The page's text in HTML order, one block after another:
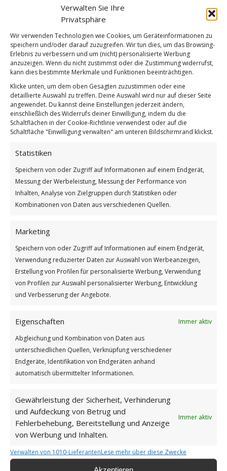
Verwalten Sie Ihre
Privatsphäre
Wir verwenden Technologien wie Cookies, um Geräteinformationen zu
speichern und/oder darauf zuzugreifen. Wir tun dies, um das Browsing-
Erlebnis zu verbessern und um (nicht) personalisierte Werbung
anzuzeigen. Wenn du nicht zustimmst oder die Zustimmung widerrufst,
kann dies bestimmte Merkmale und Funktionen beeinträchtigen.
Klicke unten, um dem oben Gesagten zuzustimmen oder eine
detaillierte Auswahl zu treffen. Deine Auswahl wird nur auf dieser Seite
angewendet. Du kannst deine Einstellungen jederzeit ändern,
einschließlich des Widerrufs deiner Einwilligung, indem du die
Schaltflächen in der Cookie-Richtlinie verwendest oder auf die
Schaltfläche "Einwilligung verwalten" am unteren Bildschirmrand klickst.
Statistiken
Speichern von oder Zugriff auf Informationen auf einem Endgerät,
Messung der Werbeleistung, Messung der Performance von
Inhalten, Analyse von Zielgruppen durch Statistiken oder
Kombinationen von Daten aus verschiedenen Quellen.
Marketing
Speichern von oder Zugriff auf Informationen auf einem Endgerät,
Verwendung reduzierter Daten zur Auswahl von Werbeanzeigen,
Erstellung von Profilen für personalisierte Werbung, Verwendung
von Profilen zur Auswahl personalisierter Werbung, Entwicklung
und Verbesserung der Angebote.
Eigenschaften
Immer aktiv
Abgleichung und Kombination von Daten aus
unterschiedlichen Quellen, Verknüpfung verschiedener
Endgeräte, Identifikation von Endgeräten anhand
automatisch übermittelter Informationen.
Gewährleistung der Sicherheit, Verhinderung
und Aufdeckung von Betrug und
Fehlerbehebung, Bereitstellung und Anzeige
von Werbung und Inhalten.
Immer aktiv
Verwalten von 1010-LieferantenLese mehr über diese Zwecke
Und fühlen sich so heimisch dort,
als ob es Wahrheit wär.
Und jedes Mal, wenn Fantasie
dem Freunde ganz versiegt:
„Das Übrige ein ander Mal!“
O nein, sie leiden’s nicht.
„Es ist ja schon ein ander Mal!“,
so rufen sie vergnügt.
So ward vom schönen Wunderland,
das Märchen ausgedacht,
beplaudert und belacht,
und froh, als es zu Ende war,
der Weg nach Haus gemacht.
Alice!, o nimm es freundlich an!
zum Strauße, den Erinnerung
gleich welken Blüten, mitgebracht
aus liebem, fernen Land.
Weiterlesen
by Günter | 1. August 2023 | in Erzählungen
Lesen,Lewis Carroll ,Wunderland,abenteuer